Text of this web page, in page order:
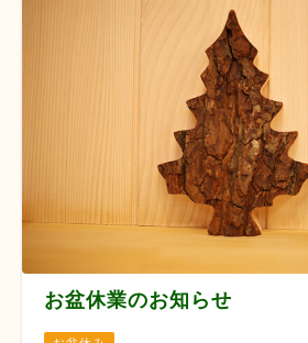
お盆休業のお知らせ